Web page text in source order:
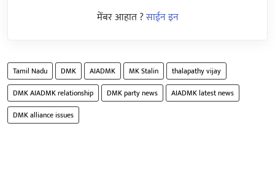
मेंबर आहात ?साईन इन
Tamil Nadu DMK AIADMK MK Stalin
thalapathy vijay
DMK AIADMK relationship
DMK party news
AIADMK latest news
DMK alliance issues